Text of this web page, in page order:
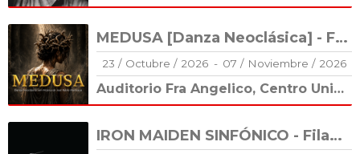
MEDUSA [Danza Neoclásica] - Filarmónica de las Artes/CoDA
23 / Octubre / 2026 - 07 / Noviembre / 2026
Auditorio Fra Angelico, Centro Universitario Cultural (CUC)
IRON MAIDEN SINFÓNICO - Filarmónica de las Artes